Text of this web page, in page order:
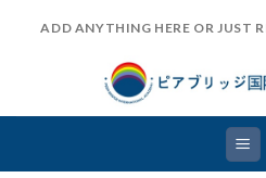
ADD ANYTHING HERE OR JUST